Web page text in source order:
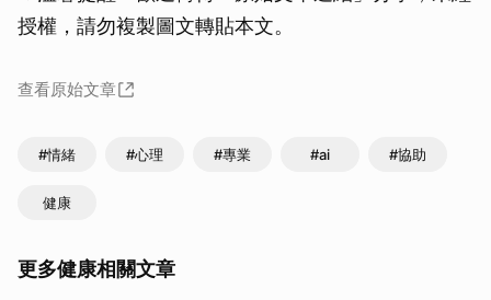
授權，請勿複製圖文轉貼本文。
查看原始文章
#情緒 #心理 #專業 #ai #協助
健康
更多健康相關文章